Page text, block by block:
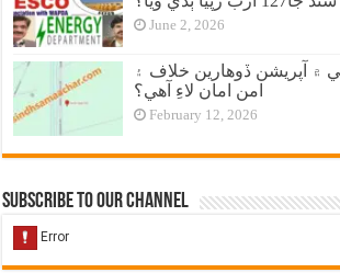
June 2, 2026
آپريشن ڏوهارين خلاف ۽
امن امان لاءِ آهي؟
February 12, 2026
Subscribe to our Channel